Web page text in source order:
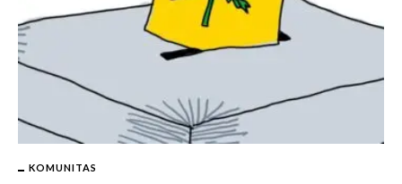
KOMUNITAS